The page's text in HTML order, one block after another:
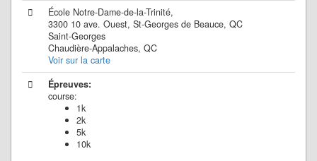
École Notre-Dame-de-la-Trinité,
3300 10 ave. Ouest, St-Georges de Beauce, QC
Saint-Georges
Chaudière-Appalaches, QC
Voir sur la carte
Épreuves:
course:
1k
2k
5k
10k